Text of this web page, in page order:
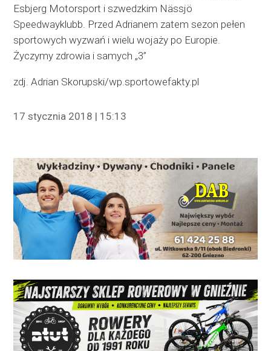
Esbjerg Motorsport i szwedzkim Nässjö
Speedwayklubb. Przed Adrianem zatem sezon pełen
sportowych wyzwań i wielu wojaży po Europie.
Życzymy zdrowia i samych „3”
zdj. Adrian Skorupski/wp.sportowefakty.pl
17 stycznia 2018 | 15:13